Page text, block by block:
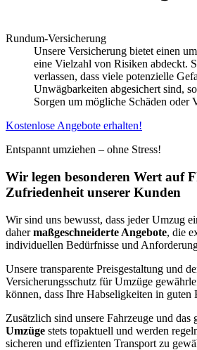
Rundum-Versicherung
Unsere Versicherung bietet einen
eine Vielzahl von Risiken abdeckt.
verlassen, dass viele potenzielle
Unwägbarkeiten abgesichert sind,
Sorgen um mögliche Schäden oder
Kostenlose Angebote erhalten!
Entspannt umziehen – ohne Stress!
Wir legen besonderen Wert auf
Zufriedenheit unserer Kunden
Wir sind uns bewusst, dass jeder Umzug
dahermaßgeschneiderte Angebote, die
individuellen Bedürfnisse und
Unsere transparente Preisgestaltung und
Versicherungsschutz für Umzüge
können, dass Ihre Habseligkeiten in guten
Zusätzlich sind unsere Fahrzeuge und das
Umzüge stets topaktuell und werden
sicheren und effizienten Transport zu